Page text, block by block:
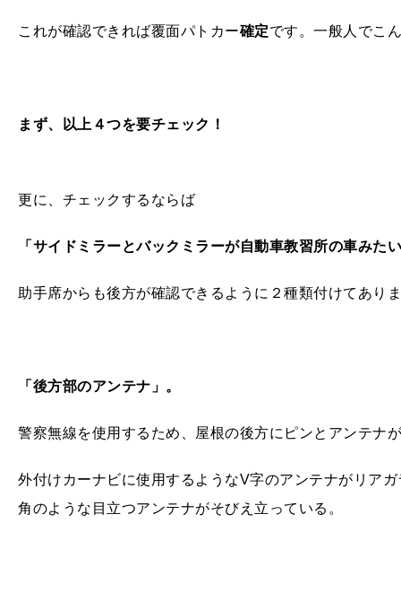
これが確認できれば覆面パトカー確定です。一般人でこ
まず、以上４つを要チェック！
更に、チェックするならば
「サイドミラーとバックミラーが自動車教習所の車みた
助手席からも後方が確認できるように２種類付けてあり
「後方部のアンテナ」。
警察無線を使用するため、屋根の後方にピンとアンテナ
外付けカーナビに使用するようなV字のアンテナがリア
角のような目立つアンテナがそびえ立っている。